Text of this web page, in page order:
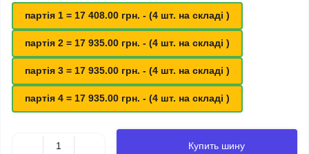
партія 1 = 17 408.00 грн. - (4 шт. на складі )
партія 2 = 17 935.00 грн. - (4 шт. на складі )
партія 3 = 17 935.00 грн. - (4 шт. на складі )
партія 4 = 17 935.00 грн. - (4 шт. на складі )
Купить шину